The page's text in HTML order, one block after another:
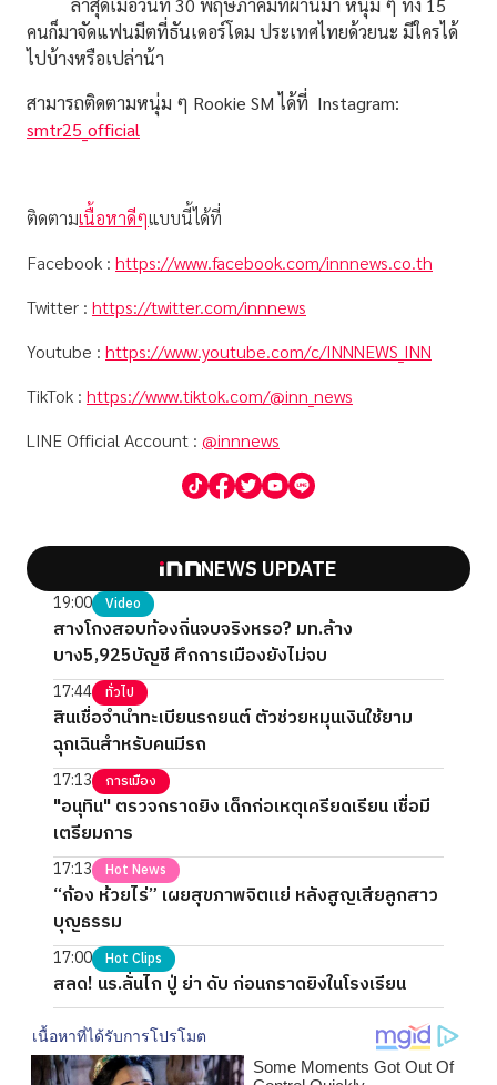
ล่าสุดเมื่อวันที่ 30 พฤษภาคมที่ผ่านมา หนุ่ม ๆ ทั้ง 15
คนก็มาจัดแฟนมีตที่ธันเดอร์โดม ประเทศไทยด้วยนะ มีใครได้
ไปบ้างหรือเปล่าน้า
สามารถติดตามหนุ่ม ๆ Rookie SM ได้ที่ Instagram:
smtr25_official
ติดตามเนื้อหาดีๆแบบนี้ได้ที่
Facebook : https://www.facebook.com/innnews.co.th
Twitter : https://twitter.com/innnews
Youtube : https://www.youtube.com/c/INNNEWS_INN
TikTok : https://www.tiktok.com/@inn_news
LINE Official Account : @innnews
NEWS UPDATE
19:00 Video
สางโกงสอบท้องถิ่นจบจริงหรอ? มท.ล้าง
บาง5,925บัญชี ศึกการเมืองยังไม่จบ
17:44 ทั่วไป
สินเชื่อจำนำทะเบียนรถยนต์ ตัวช่วยหมุนเงินใช้ยาม
ฉุกเฉินสำหรับคนมีรถ
17:13 การเมือง
"อนุทิน" ตรวจกราดยิง เด็กก่อเหตุเครียดเรียน เชื่อมี
เตรียมการ
17:13 Hot News
“ก้อง ห้วยไร่” เผยสุขภาพจิตแย่ หลังสูญเสียลูกสาว
บุญธรรม
17:00 Hot Clips
สลด! นร.ลั่นไก ปู่ ย่า ดับ ก่อนกราดยิงในโรงเรียน